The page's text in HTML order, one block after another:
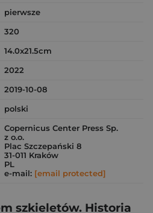
pierwsze
320
14.0x21.5cm
2022
2019-10-08
polski
Copernicus Center Press Sp.
z o.o.
Plac Szczepański 8
31-011 Kraków
PL
e-mail: [email protected]
szkieletów. Historia